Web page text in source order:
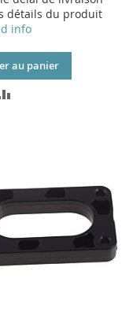
détails du produit
info
au panier